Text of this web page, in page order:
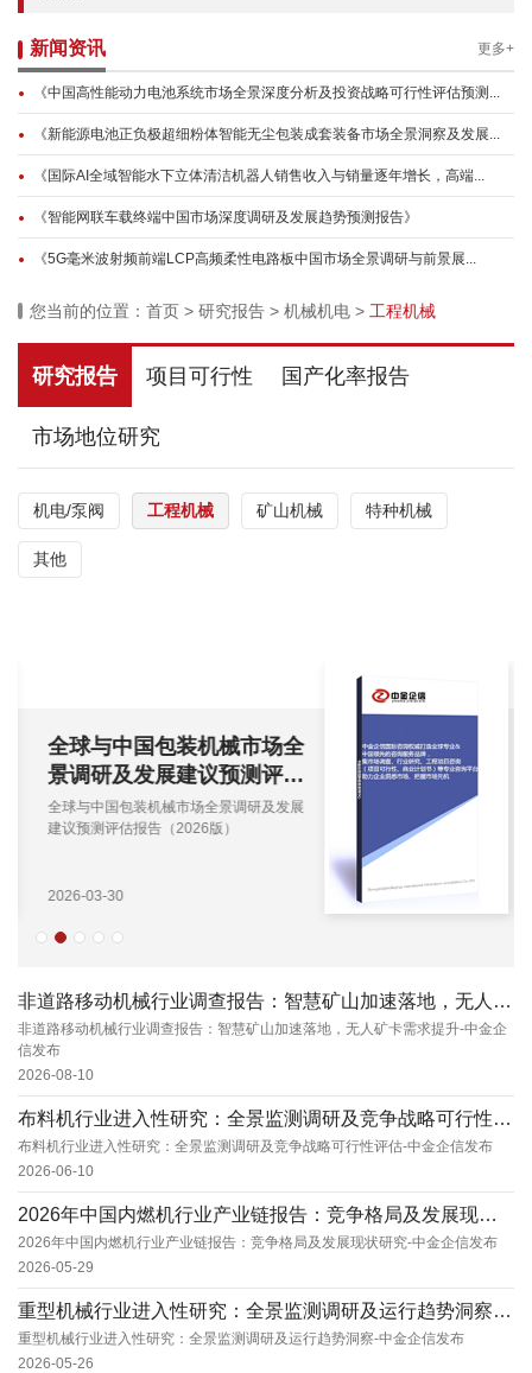
新闻资讯 更多+
《中国高性能动力电池系统市场全景深度分析及投资战略可行性评估预测...
《新能源电池正负极超细粉体智能无尘包装成套装备市场全景洞察及发展...
《国际AI全域智能水下立体清洁机器人销售收入与销量逐年增长，高端...
《智能网联车载终端中国市场深度调研及发展趋势预测报告》
《5G毫米波射频前端LCP高频柔性电路板中国市场全景调研与前景展...
您当前的位置： 首页 > 研究报告 > 机械机电 > 工程机械
研究报告 项目可行性 国产化率报告
市场地位研究
机电/泵阀 工程机械 矿山机械 特种机械
其他
全球与中国包装机械市场全
景调研及发展建议预测评估
报告（2026版）
全球与中国包装机械市场全景调研及发展
建议预测评估报告（2026版）
2026-03-30
非道路移动机械行业调查报告：智慧矿山加速落地，无人矿卡需求提升-中金企信发布
非道路移动机械行业调查报告：智慧矿山加速落地，无人矿卡需求提升-中金企
信发布
2026-08-10
布料机行业进入性研究：全景监测调研及竞争战略可行性评估-中金企信发布
布料机行业进入性研究：全景监测调研及竞争战略可行性评估-中金企信发布
2026-06-10
2026年中国内燃机行业产业链报告：竞争格局及发展现状研究-中金企信发布
2026年中国内燃机行业产业链报告：竞争格局及发展现状研究-中金企信发布
2026-05-29
重型机械行业进入性研究：全景监测调研及运行趋势洞察-中金企信发布
重型机械行业进入性研究：全景监测调研及运行趋势洞察-中金企信发布
2026-05-26